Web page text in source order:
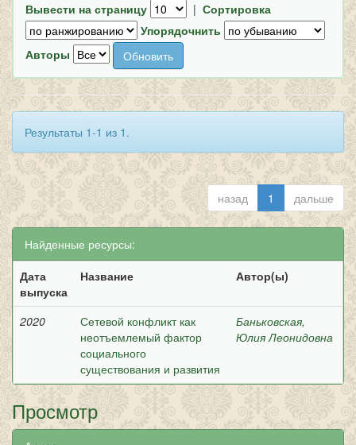
Вывести на страницу | Сортировка
Упорядочнить
Авторы
Результаты 1-1 из 1.
назад 1 дальше
Найденные ресурсы:
Дата
выпуска
Название Автор(ы)
2020
Сетевой конфликт как
неотъемлемый фактор
социального
существования и развития
Баньковская,
Юлия Леонидовна
Просмотр